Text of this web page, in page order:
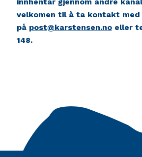
innhentar gjennom andre
velkomen til å ta kontakt med
på post@karstensen.noeller
148.